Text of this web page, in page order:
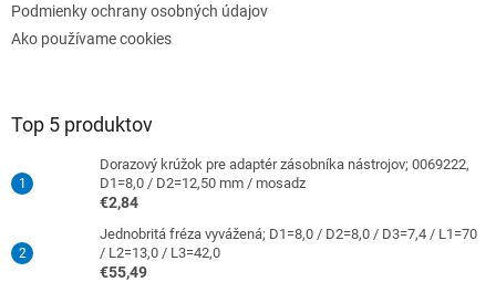
Podmienky ochrany osobných údajov
Ako používame cookies
Top 5 produktov
Dorazový krúžok pre adaptér zásobníka nástrojov; 0069222,
D1=8,0 / D2=12,50 mm / mosadz
€2,84
Jednobritá fréza vyvážená; D1=8,0 / D2=8,0 / D3=7,4 / L1=70
/ L2=13,0 / L3=42,0
€55,49